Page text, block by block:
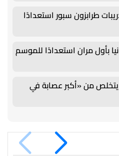
طرابزون سبور استعدادًا
بأول مران استعدادًا للموسم
يتخلص من «أكبر عصابة في